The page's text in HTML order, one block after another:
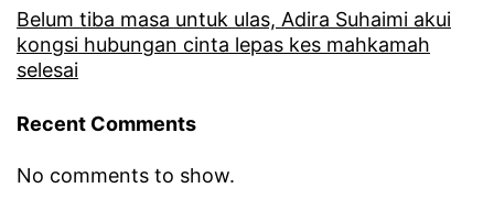
Belum tiba masa untuk ulas, Adira Suhaimi akui
kongsi hubungan cinta lepas kes mahkamah
selesai
Recent Comments
No comments to show.